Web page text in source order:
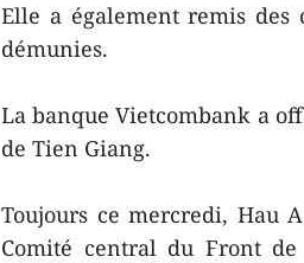
Elle a également remis des
démunies.
La banque Vietcombank a
de Tien Giang.
Toujours ce mercredi, Hau
Comité central du Front